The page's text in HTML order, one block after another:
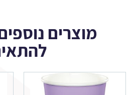
מוצרים